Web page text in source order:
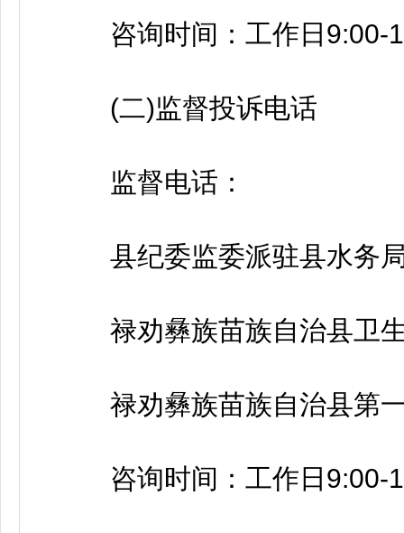
咨询时间：工作日9:00-
(二)监督投诉电话
监督电话：
县纪委监委派驻县水务局
禄劝彝族苗族自治县卫生
禄劝彝族苗族自治县第一
咨询时间：工作日9:00-